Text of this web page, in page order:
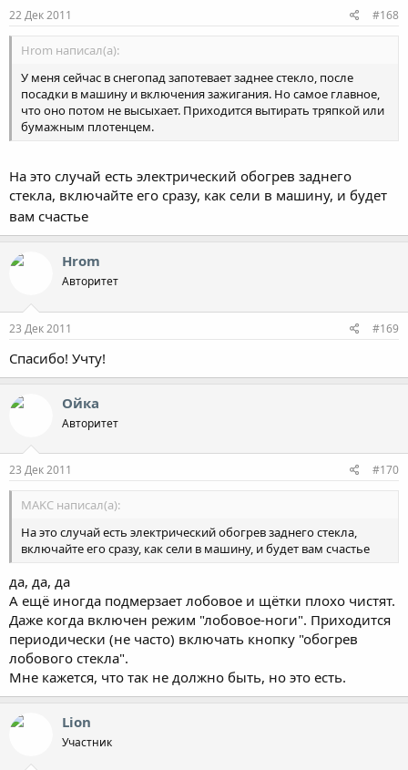
22 Дек 2011 #168
Hrom написал(а):
У меня сейчас в снегопад запотевает заднее стекло, после
посадки в машину и включения зажигания. Но самое главное,
что оно потом не высыхает. Приходится вытирать тряпкой или
бумажным плотенцем.
На это случай есть электрический обогрев заднего
стекла, включайте его сразу, как сели в машину, и будет
вам счастье
Hrom
Авторитет
23 Дек 2011 #169
Спасибо! Учту!
Ойка
Авторитет
23 Дек 2011 #170
MAKC написал(а):
На это случай есть электрический обогрев заднего стекла,
включайте его сразу, как сели в машину, и будет вам счастье
да, да, да
А ещё иногда подмерзает лобовое и щётки плохо чистят.
Даже когда включен режим "лобовое-ноги". Приходится
периодически (не часто) включать кнопку "обогрев
лобового стекла".
Мне кажется, что так не должно быть, но это есть.
Lion
Участник